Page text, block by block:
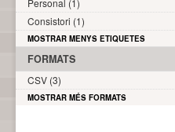
Personal (1)
Consistori (1)
MOSTRAR MENYS ETIQUETES
FORMATS
CSV (3)
MOSTRAR MÉS FORMATS